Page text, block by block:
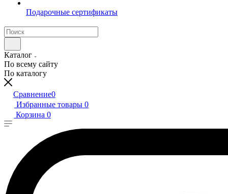
Подарочные сертификаты
Каталог
По всему сайту
По каталогу
Сравнение0
Избранные товары 0
Корзина 0